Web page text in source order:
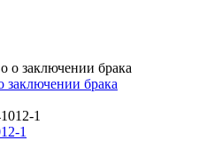
заключении брака
1